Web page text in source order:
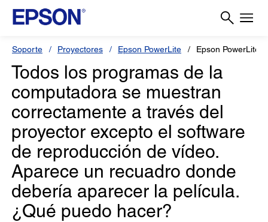
Soporte Proyectores Epson PowerLite Epson PowerLite
Todos los programas de la
computadora se muestran
correctamente a través del
proyector excepto el software
de reproducción de vídeo.
Aparece un recuadro donde
debería aparecer la película.
¿Qué puedo hacer?